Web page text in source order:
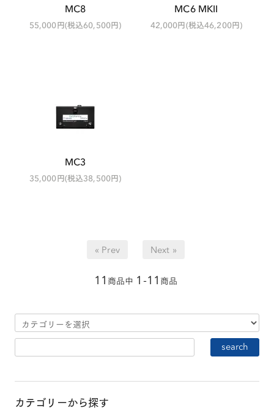
MC8
55,000円(税込60,500円)
MC6 MKII
42,000円(税込46,200円)
MC3
35,000円(税込38,500円)
« Prev Next »
11 商品中 1-11 商品
カテゴリーから探す